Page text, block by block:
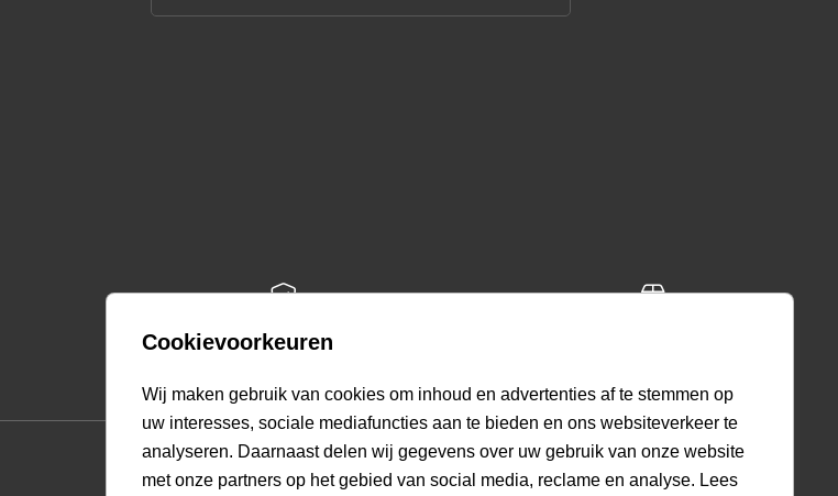
Veilige betaling
Customer care
9.2
Cookievoorkeuren
Wij maken gebruik van cookies om inhoud en advertenties af te stemmen op
uw interesses, sociale mediafuncties aan te bieden en ons websiteverkeer te
analyseren. Daarnaast delen wij gegevens over uw gebruik van onze website
met onze partners op het gebied van social media, reclame en analyse. Lees